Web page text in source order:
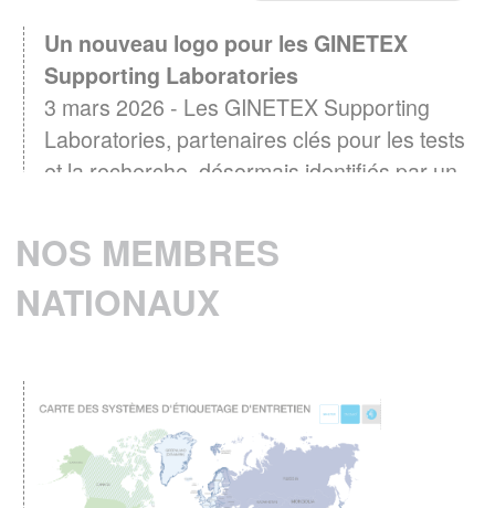
Un nouveau logo pour les GINETEX
Supporting Laboratories
3 mars 2026 - Les GINETEX Supporting
Laboratories, partenaires clés pour les tests
et la recherche, désormais identifiés par un
EN SAVOIR PLUS
Baromètre GINETEX 2024 : les habitudes
L’étiquette est un élément essentiel pour guider
les consommateurs dans l’entretien de leurs
vêtements.
EN SAVOIR PLUS
NOS MEMBRES
NATIONAUX